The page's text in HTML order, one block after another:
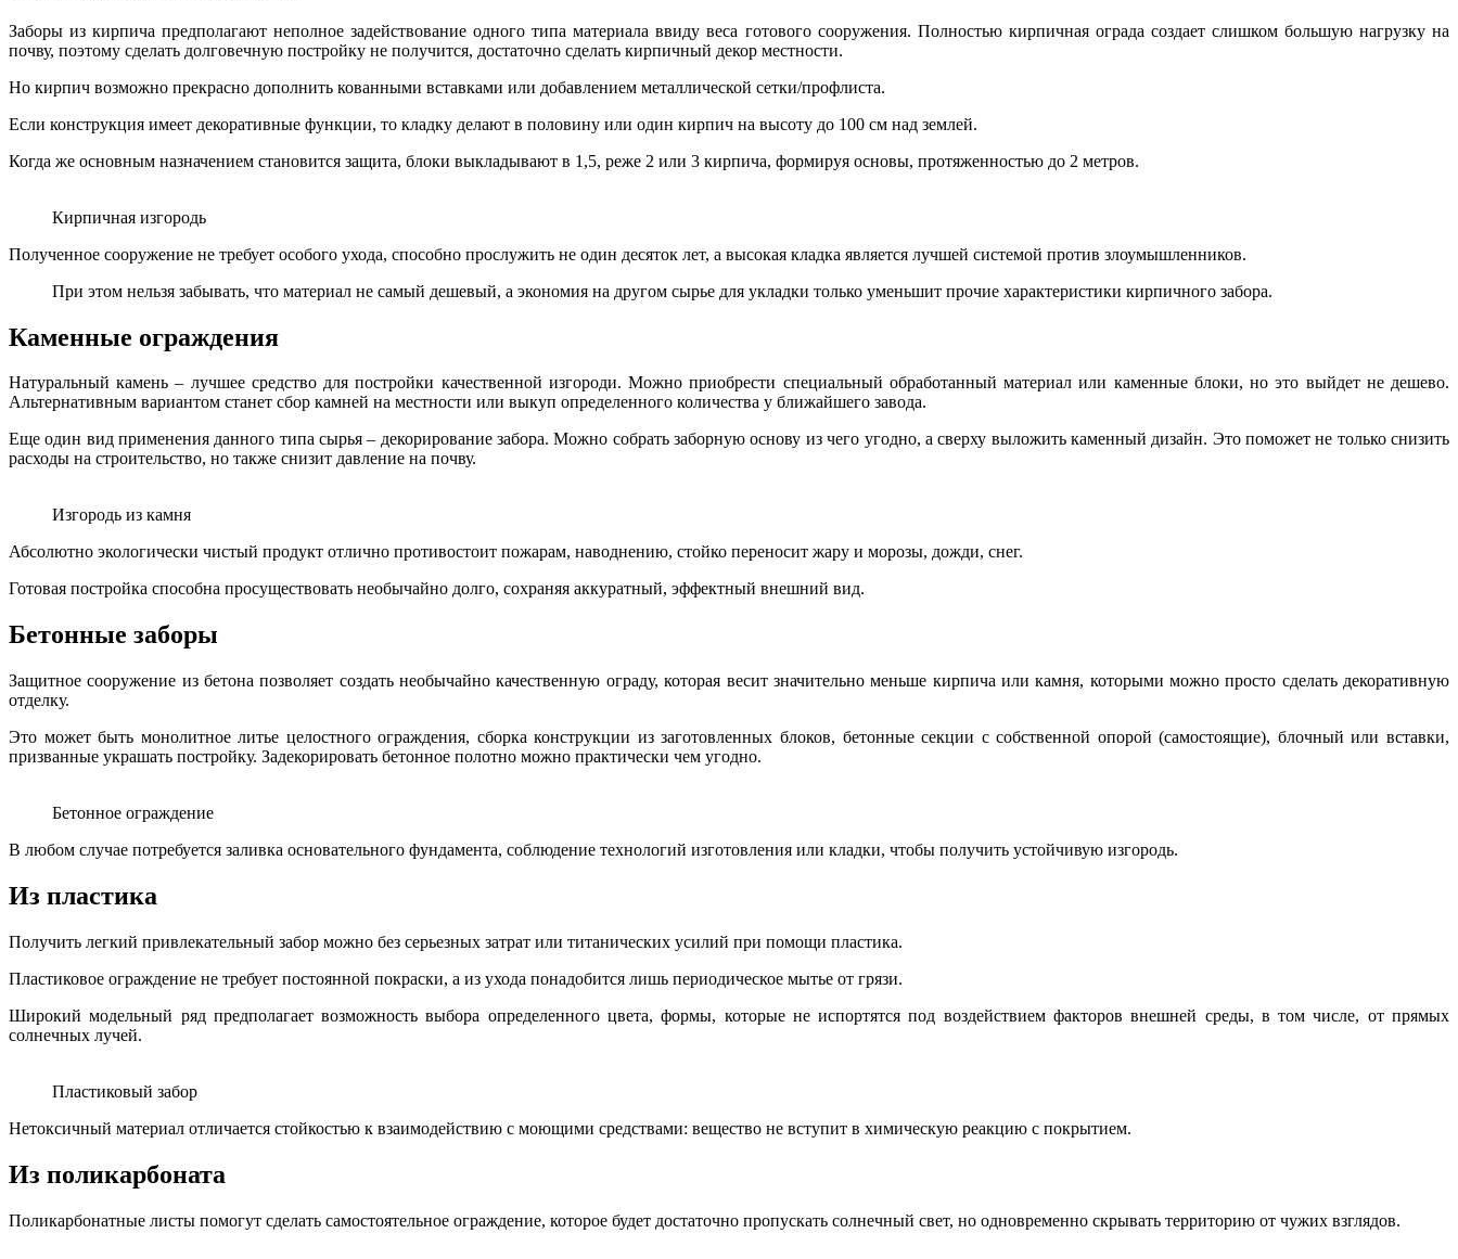
Заборы из кирпича предполагают неполное задействование одного типа материала ввиду веса готового сооружения. Полностью кирпичная ограда создает слишком большую нагрузку на
почву, поэтому сделать долговечную постройку не получится, достаточно сделать кирпичный декор местности.
Но кирпич возможно прекрасно дополнить кованными вставками или добавлением металлической сетки/профлиста.
Если конструкция имеет декоративные функции, то кладку делают в половину или один кирпич на высоту до 100 см над землей.
Когда же основным назначением становится защита, блоки выкладывают в 1,5, реже 2 или 3 кирпича, формируя основы, протяженностью до 2 метров.
Кирпичная изгородь
Полученное сооружение не требует особого ухода, способно прослужить не один десяток лет, а высокая кладка является лучшей системой против злоумышленников.
При этом нельзя забывать, что материал не самый дешевый, а экономия на другом сырье для укладки только уменьшит прочие характеристики кирпичного забора.
Каменные ограждения
Натуральный камень – лучшее средство для постройки качественной изгороди. Можно приобрести специальный обработанный материал или каменные блоки, но это выйдет не дешево.
Альтернативным вариантом станет сбор камней на местности или выкуп определенного количества у ближайшего завода.
Еще один вид применения данного типа сырья – декорирование забора. Можно собрать заборную основу из чего угодно, а сверху выложить каменный дизайн. Это поможет не только снизить
расходы на строительство, но также снизит давление на почву.
Изгородь из камня
Абсолютно экологически чистый продукт отлично противостоит пожарам, наводнению, стойко переносит жару и морозы, дожди, снег.
Готовая постройка способна просуществовать необычайно долго, сохраняя аккуратный, эффектный внешний вид.
Бетонные заборы
Защитное сооружение из бетона позволяет создать необычайно качественную ограду, которая весит значительно меньше кирпича или камня, которыми можно просто сделать декоративную
отделку.
Это может быть монолитное литье целостного ограждения, сборка конструкции из заготовленных блоков, бетонные секции с собственной опорой (самостоящие), блочный или вставки,
призванные украшать постройку. Задекорировать бетонное полотно можно практически чем угодно.
Бетонное ограждение
В любом случае потребуется заливка основательного фундамента, соблюдение технологий изготовления или кладки, чтобы получить устойчивую изгородь.
Из пластика
Получить легкий привлекательный забор можно без серьезных затрат или титанических усилий при помощи пластика.
Пластиковое ограждение не требует постоянной покраски, а из ухода понадобится лишь периодическое мытье от грязи.
Широкий модельный ряд предполагает возможность выбора определенного цвета, формы, которые не испортятся под воздействием факторов внешней среды, в том числе, от прямых
солнечных лучей.
Пластиковый забор
Нетоксичный материал отличается стойкостью к взаимодействию с моющими средствами: вещество не вступит в химическую реакцию с покрытием.
Из поликарбоната
Поликарбонатные листы помогут сделать самостоятельное ограждение, которое будет достаточно пропускать солнечный свет, но одновременно скрывать территорию от чужих взглядов.